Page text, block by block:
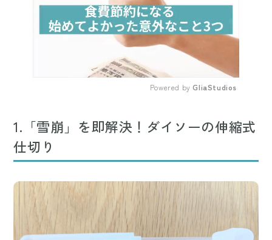
Powered by GliaStudios
1.「雪崩」を即解決！ダイソーの伸縮式
仕切り